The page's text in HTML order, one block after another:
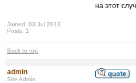
Joined: 03 Jul 2013
Posts: 1
на этот
Back to top
admin
Site Admin